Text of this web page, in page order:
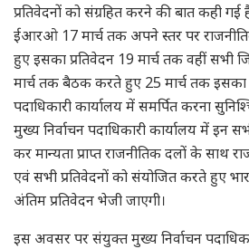
प्रतिवेदनों को संग्रहित करने की बात कही
ईआरओ 17 मार्च तक अपने स्तर पर
हुए इसका प्रतिवेदन 19 मार्च तक वहीं सभी
मार्च तक बैठक करते हुए 25 मार्च तक इसका
पदाधिकारी कार्यालय में समर्पित करना
मुख्य निर्वाचन पदाधिकारी कार्यालय में इन
कर मान्यता प्राप्त राजनीतिक दलों के साथ
एवं सभी प्रतिवेदनों को संयोजित करते हुए
अंतिम प्रतिवेदन भेजी जाएगी।
इस अवसर पर संयुक्त मुख्य निर्वाचन